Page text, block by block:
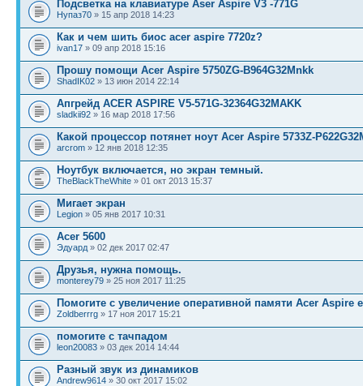
Подсветка на клавиатуре Aser Aspire V3 -771G
Нупаз70 » 15 апр 2018 14:23
Как и чем шить биос acer aspire 7720z?
ivan17 » 09 апр 2018 15:16
Прошу помощи Acer Aspire 5750ZG-B964G32Mnkk
ShadIK02 » 13 июн 2014 22:14
Апгрейд ACER ASPIRE V5-571G-32364G32MAKK
sladkii92 » 16 мар 2018 17:56
Какой процессор потянет ноут Acer Aspire 5733Z-
arcrom » 12 янв 2018 12:35
Ноутбук включается, но экран темный.
TheBlackTheWhite » 01 окт 2013 15:37
Мигает экран
Legion » 05 янв 2017 10:31
Acer 5600
Эдуард » 02 дек 2017 02:47
Друзья, нужна помощь.
monterey79 » 25 ноя 2017 11:25
Помогите с увеличение оперативной памяти Acer Aspire
Zoldberrrg » 17 ноя 2017 15:21
помогите с тачпадом
leon20083 » 03 дек 2014 14:44
Разный звук из динамиков
Andrew9614 » 30 окт 2017 15:02